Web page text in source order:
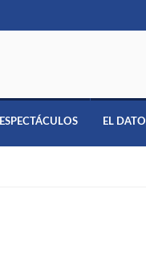
ESPECTÁCULOS EL DATO